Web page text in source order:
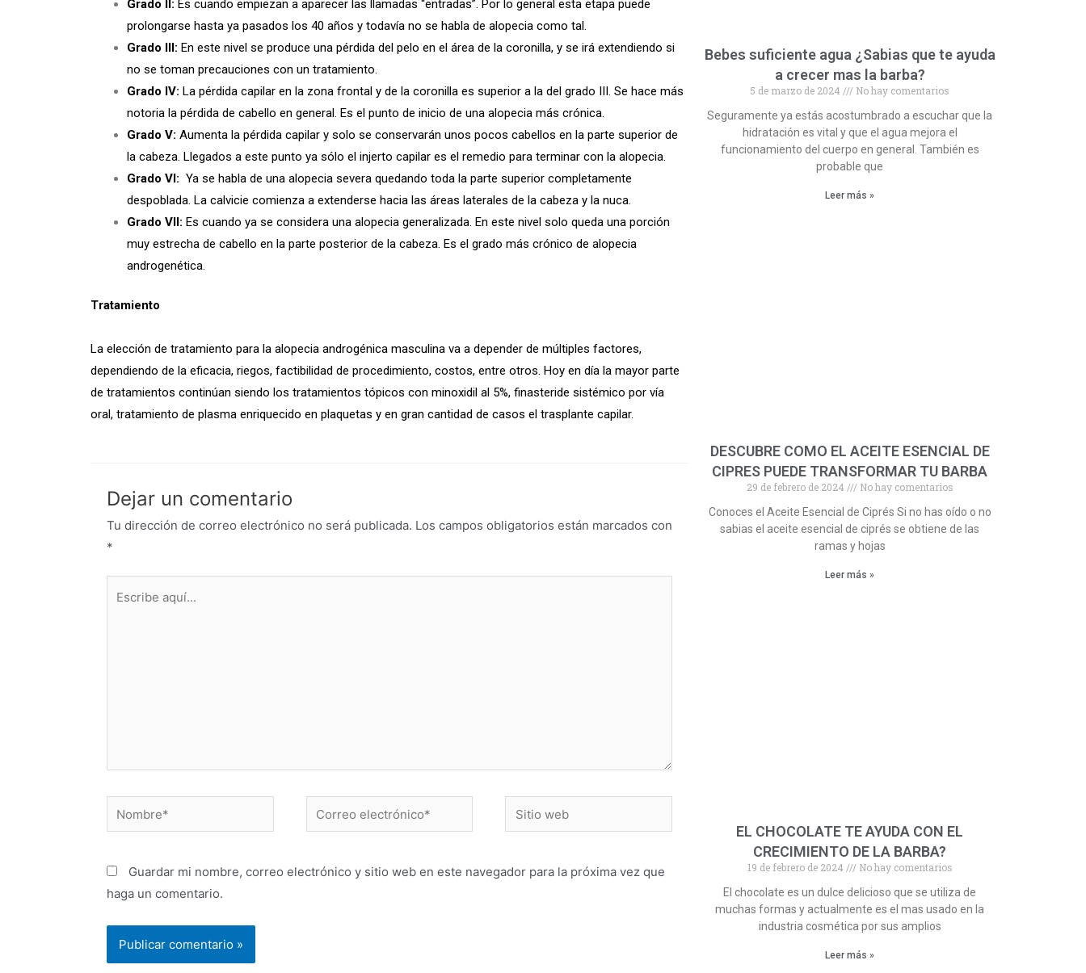
Grado II: Es cuando empiezan a aparecer las llamadas “entradas”. Por lo general esta etapa puede
prolongarse hasta ya pasados los 40 años y todavía no se habla de alopecia como tal.
Grado III: En este nivel se produce una pérdida del pelo en el área de la coronilla, y se irá extendiendo si
no se toman precauciones con un tratamiento.
Grado IV: La pérdida capilar en la zona frontal y de la coronilla es superior a la del grado III. Se hace más
notoria la pérdida de cabello en general. Es el punto de inicio de una alopecia más crónica.
Grado V: Aumenta la pérdida capilar y solo se conservarán unos pocos cabellos en la parte superior de
la cabeza. Llegados a este punto ya sólo el injerto capilar es el remedio para terminar con la alopecia.
Grado VI: Ya se habla de una alopecia severa quedando toda la parte superior completamente
despoblada. La calvicie comienza a extenderse hacia las áreas laterales de la cabeza y la nuca.
Grado VII: Es cuando ya se considera una alopecia generalizada. En este nivel solo queda una porción
muy estrecha de cabello en la parte posterior de la cabeza. Es el grado más crónico de alopecia
androgenética.
Tratamiento
La elección de tratamiento para la alopecia androgénica masculina va a depender de múltiples factores,
dependiendo de la eficacia, riegos, factibilidad de procedimiento, costos, entre otros. Hoy en día la mayor parte
de tratamientos continúan siendo los tratamientos tópicos con minoxidil al 5%, finasteride sistémico por vía
oral, tratamiento de plasma enriquecido en plaquetas y en gran cantidad de casos el trasplante capilar.
Dejar un comentario
Tu dirección de correo electrónico no será publicada. Los campos obligatorios están marcados con
*
Guardar mi nombre, correo electrónico y sitio web en este navegador para la próxima vez que
haga un comentario.
Bebes suficiente agua ¿Sabias que te ayuda
a crecer mas la barba?
5 de marzo de 2024
No hay comentarios
Seguramente ya estás acostumbrado a escuchar que la
hidratación es vital y que el agua mejora el
funcionamiento del cuerpo en general. También es
probable que
Leer más »
DESCUBRE COMO EL ACEITE ESENCIAL DE
CIPRES PUEDE TRANSFORMAR TU BARBA
29 de febrero de 2024
No hay comentarios
Conoces el Aceite Esencial de Ciprés Si no has oído o no
sabias el aceite esencial de ciprés se obtiene de las
ramas y hojas
Leer más »
EL CHOCOLATE TE AYUDA CON EL
CRECIMIENTO DE LA BARBA?
19 de febrero de 2024
No hay comentarios
El chocolate es un dulce delicioso que se utiliza de
muchas formas y actualmente es el mas usado en la
industria cosmética por sus amplios
Leer más »